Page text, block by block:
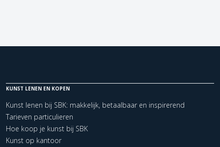
KUNST LENEN EN KOPEN
Kunst lenen bij SBK: makkelijk, betaalbaar en inspirerend
Tarieven particulieren
Hoe koop je kunst bij SBK
Kunst op kantoor